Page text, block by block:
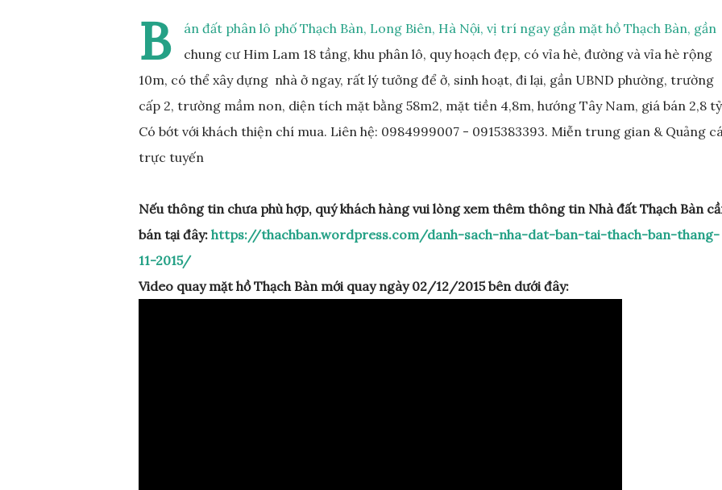
B
án đất phân lô phố Thạch Bàn, Long Biên, Hà Nội, vị trí ngay gần mặt hồ Thạch Bàn, gần
chung cư Him Lam 18 tầng, khu phân lô, quy hoạch đẹp, có vỉa hè, đường và vỉa hè rộng
10m, có thể xây dựng nhà ở ngay, rất lý tưởng để ở, sinh hoạt, đi lại, gần UBND phường, trường
cấp 2, trường mầm non, diện tích mặt bằng 58m2, mặt tiền 4,8m, hướng Tây Nam, giá bán 2,8
Có bớt với khách thiện chí mua. Liên hệ: 0984999007 - 0915383393. Miễn trung gian & Quảng
trực tuyến
Nếu thông tin chưa phù hợp, quý khách hàng vui lòng xem thêm thông tin Nhà đất Thạch Bàn
bán tại đây: https://thachban.wordpress.com/danh-sach-nha-dat-ban-tai-thach-ban-thang-
11-2015/
Video quay mặt hồ Thạch Bàn mới quay ngày 02/12/2015 bên dưới đây: